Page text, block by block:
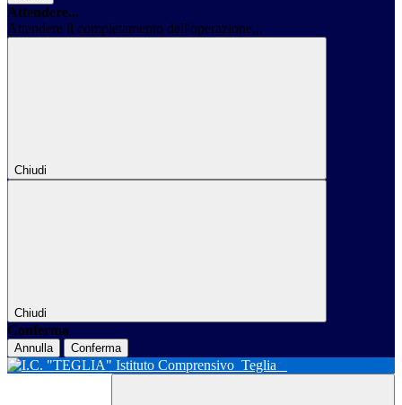
Attendere...
Attendere il completamento dell'operazione...
Chiudi
Chiudi
Conferma
Annulla Conferma
Istituto Comprensivo Teglia